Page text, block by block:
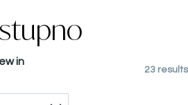
in
23 results